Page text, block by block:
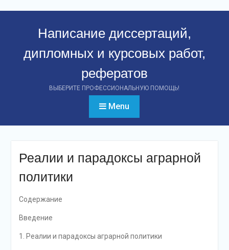
Написание диссертаций,
дипломных и курсовых работ,
рефератов
ВЫБЕРИТЕ ПРОФЕССИОНАЛЬНУЮ ПОМОЩЬ!
Menu
Реалии и парадоксы аграрной
политики
Содержание
Введение
1. Реалии и парадоксы аграрной политики